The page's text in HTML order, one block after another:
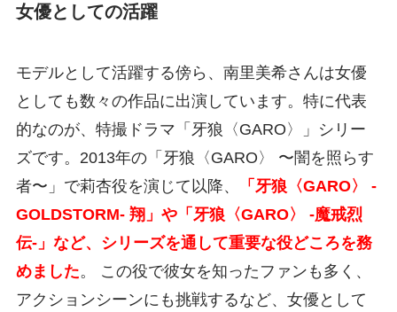
女優としての活躍
モデルとして活躍する傍ら、南里美希さんは女優
としても数々の作品に出演しています。特に代表
的なのが、特撮ドラマ「牙狼〈GARO〉」シリー
ズです。2013年の「牙狼〈GARO〉 〜闇を照らす
者〜」で莉杏役を演じて以降、
「牙狼〈GARO〉 -
GOLDSTORM- 翔」や「牙狼〈GARO〉 -魔戒烈
伝-」など、シリーズを通して重要な役どころを務
めました。 この役で彼女を知ったファンも多く、
アクションシーンにも挑戦するなど、女優として